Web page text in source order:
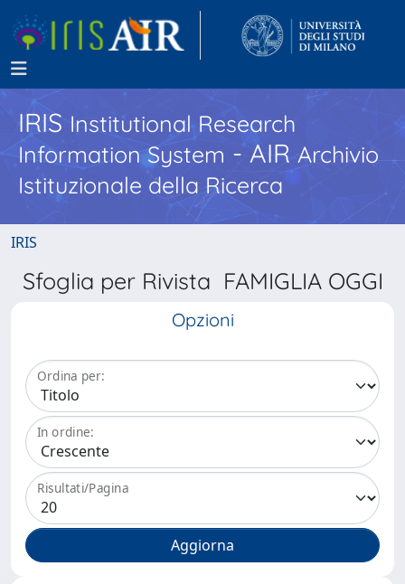
IRISInstitutional Research
Information System - AIR Archivio
Istituzionale della Ricerca
IRIS
Sfoglia per Rivista FAMIGLIA OGGI
Opzioni
Ordina per:
In ordine:
Risultati/Pagina